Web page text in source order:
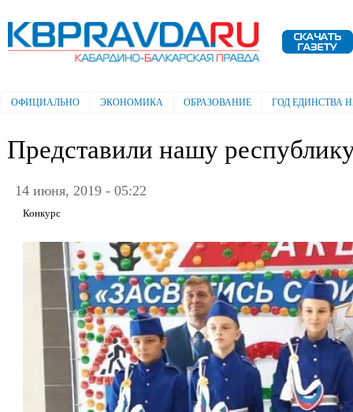
Электронная газета "Кабардино-
Балкарская правда"
Главное меню
ОФИЦИАЛЬНО ЭКОНОМИКА ОБРАЗОВАНИЕ ГОД ЕДИНСТВА
Представили нашу
14 июня, 2019 - 05:22
Конкурс